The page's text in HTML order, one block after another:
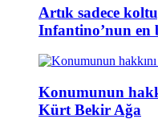
Artık sadece
Infantino’nun en
Konumunun
Kürt Bekir Ağa